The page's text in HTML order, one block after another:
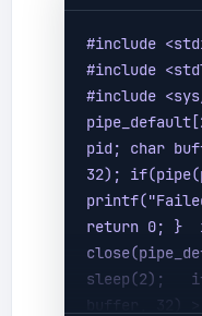
#include
#include
#include
pid; char
32);
return 0; }
sleep(2);
buffer, 32) >